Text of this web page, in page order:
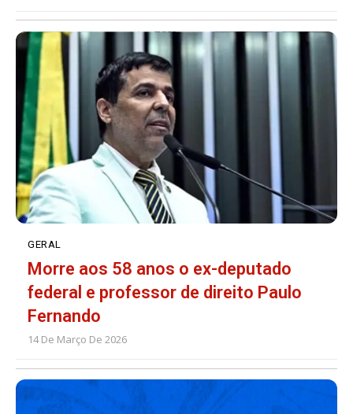
GERAL
Morre aos 58 anos o ex-deputado
federal e professor de direito Paulo
Fernando
14 De Março De 2026